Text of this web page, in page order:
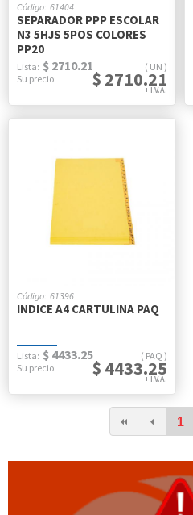
61404
SEPARADOR PPP ESCOLAR
N3 5HJS 5POS COLORES
PP20
UN
$ 2710.21
$ 2710.21
61396
INDICE A4 CARTULINA PAQ
PAQ
$ 4433.25
$ 4433.25
1